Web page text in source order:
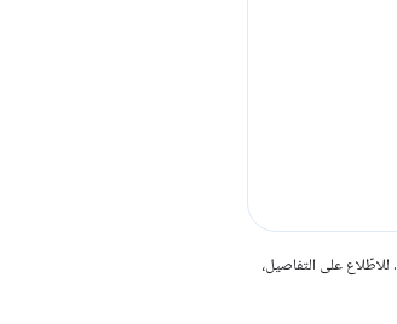
. للاطّلاع على التفاصيل،